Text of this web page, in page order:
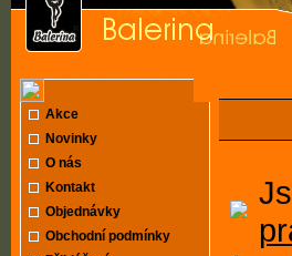
Akce
Novinky
O nás
Kontakt
Objednávky
Obchodní podmínky